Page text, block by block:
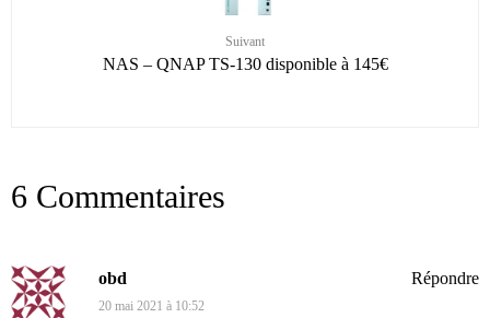
Suivant
NAS – QNAP TS-130 disponible à 145€
6 Commentaires
obd
20 mai 2021 à 10:52
Répondre